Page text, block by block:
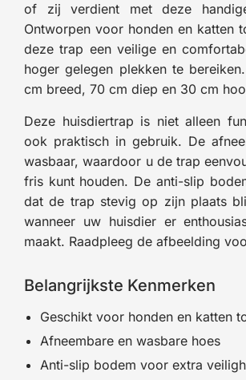
of zij verdient met deze
Ontworpen voor honden en katten
deze trap een veilige en
hoger gelegen plekken te
cm breed, 70 cm diep en 30 cm
Deze huisdiertrap is niet alleen
ook praktisch in gebruik. De
wasbaar, waardoor u de trap
fris kunt houden. De anti-slip
dat de trap stevig op zijn plaats
wanneer uw huisdier er
maakt. Raadpleeg de afbeelding
Belangrijkste Kenmerken
Geschikt voor honden en katten
Afneembare en wasbare hoes
Anti-slip bodem voor extra